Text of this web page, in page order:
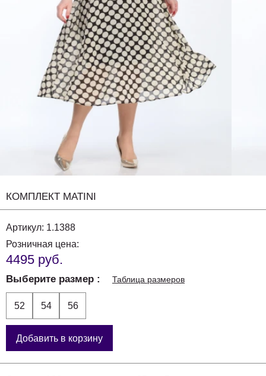
КОМПЛЕКТ MATINI
Артикул: 1.1388
Розничная цена:
4495 руб.
Выберите размер Таблица размеров
52 54 56
Добавить в корзину